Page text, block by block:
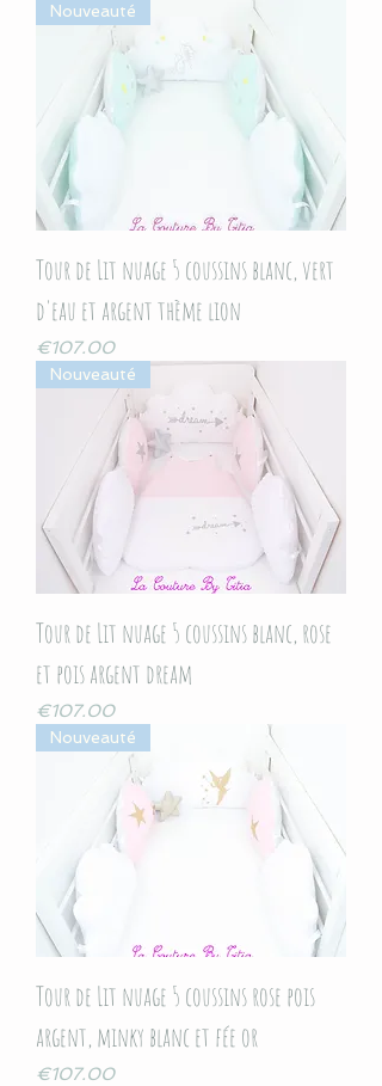
Nouveauté
Tour de Lit nuage 5 coussins blanc, vert
d'eau et argent thème lion
Price
€107.00
Nouveauté
Tour de Lit nuage 5 coussins blanc, rose
et pois argent dream
Price
€107.00
Nouveauté
Tour de Lit nuage 5 coussins rose pois
argent, minky blanc et fée or
Price
€107.00